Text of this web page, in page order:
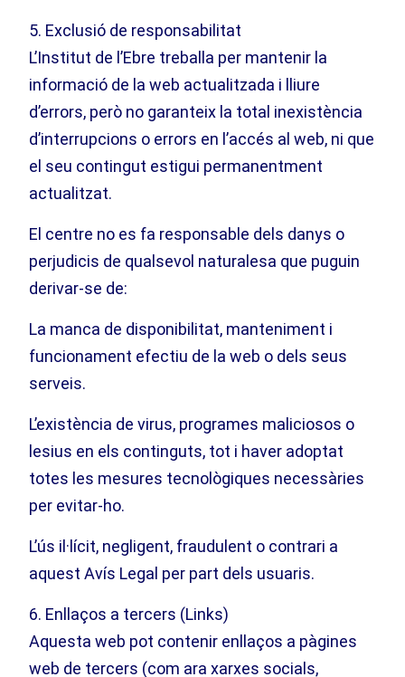
5. Exclusió de responsabilitat
L’Institut de l’Ebre treballa per mantenir la
informació de la web actualitzada i lliure
d’errors, però no garanteix la total inexistència
d’interrupcions o errors en l’accés al web, ni que
el seu contingut estigui permanentment
actualitzat.
El centre no es fa responsable dels danys o
perjudicis de qualsevol naturalesa que puguin
derivar-se de:
La manca de disponibilitat, manteniment i
funcionament efectiu de la web o dels seus
serveis.
L’existència de virus, programes maliciosos o
lesius en els continguts, tot i haver adoptat
totes les mesures tecnològiques necessàries
per evitar-ho.
L’ús il·lícit, negligent, fraudulent o contrari a
aquest Avís Legal per part dels usuaris.
6. Enllaços a tercers (Links)
Aquesta web pot contenir enllaços a pàgines
web de tercers (com ara xarxes socials,